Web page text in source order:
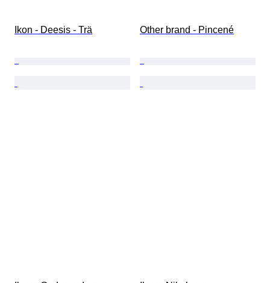
Ikon - Deesis - Trä Other brand - Pincené